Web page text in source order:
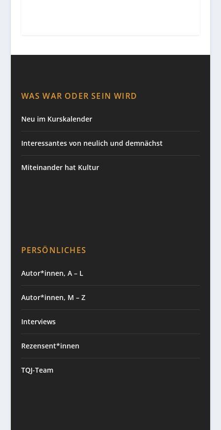
WAS WAR ODER SEIN WIRD
Neu im Kurskalender
Interessantes von neulich und demnächst
Miteinander hat Kultur
PERSÖNLICHES
Autor*innen, A – L
Autor*innen, M – Z
Interviews
Rezensent*innen
TQJ-Team